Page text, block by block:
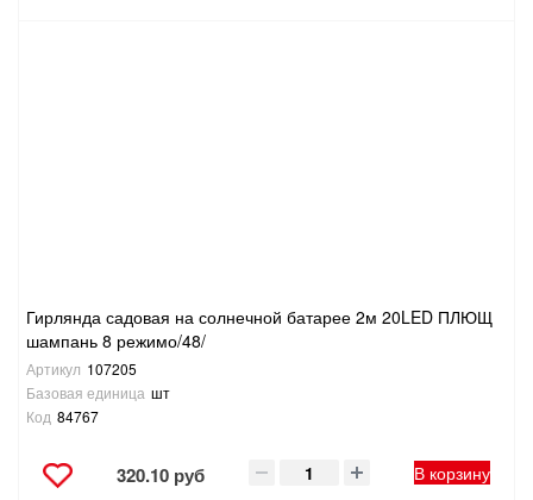
Гирлянда садовая на солнечной батарее 2м 20LED ПЛЮЩ
шампань 8 режимо/48/
Артикул 107205
Базовая единица шт
Код 84767
320.10 руб В корзину